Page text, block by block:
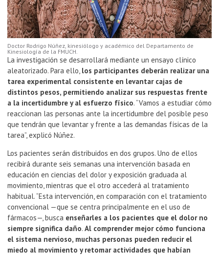
Doctor Rodrigo Núñez, kinesiólogo y académico del Departamento de
Kinesiología de la FMUCH.
La investigación se desarrollará mediante un ensayo clínico
aleatorizado. Para ello, los participantes deberán realizar una
tarea experimental consistente en levantar cajas de
distintos pesos, permitiendo analizar sus respuestas frente
a la incertidumbre y al esfuerzo físico. “Vamos a estudiar cómo
reaccionan las personas ante la incertidumbre del posible peso
que tendrán que levantar y frente a las demandas físicas de la
tarea”, explicó Núñez.
Los pacientes serán distribuidos en dos grupos. Uno de ellos
recibirá durante seis semanas una intervención basada en
educación en ciencias del dolor y exposición graduada al
movimiento, mientras que el otro accederá al tratamiento
habitual. “Esta intervención, en comparación con el tratamiento
convencional —que se centra principalmente en el uso de
fármacos—, busca enseñarles a los pacientes que el dolor no
siempre significa daño. Al comprender mejor cómo funciona
el sistema nervioso, muchas personas pueden reducir el
miedo al movimiento y retomar actividades que habían